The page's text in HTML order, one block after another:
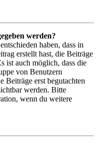
werden?
haben, dass in
erstellt hast, die Beiträge
ist auch möglich, dass die
von Benutzern
Beiträge erst begutachten
werden. Bitte
wenn du weitere